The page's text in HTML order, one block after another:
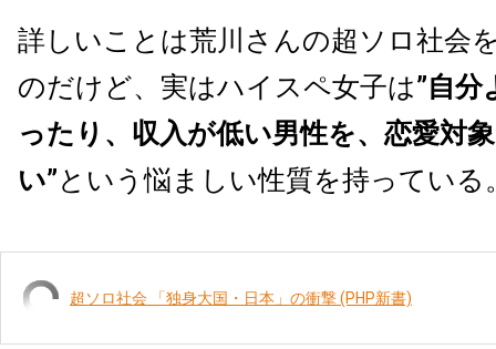
詳しいことは荒川さんの超ソロ社会
のだけど、実はハイスペ女子は”自分
ったり、収入が低い男性を、恋愛対
い”という悩ましい性質を持っている
超ソロ社会 「独身大国・日本」の衝撃 (PHP新書)